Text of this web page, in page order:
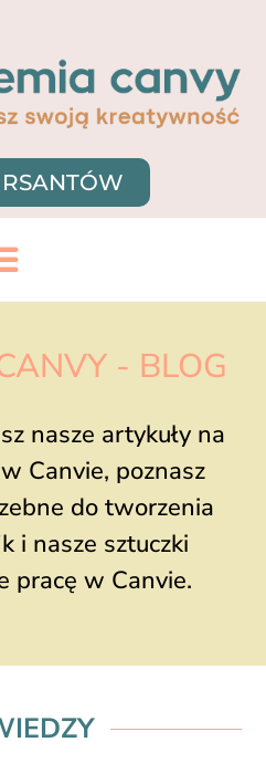
- BLOG
nasze artykuły na
Canvie, poznasz
do tworzenia
i nasze sztuczki
pracę w Canvie.